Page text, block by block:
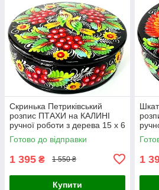
Скринька Петриківський
розпис ПТАХИ на КАЛИНІ
ручної роботи з дерева 15 х 6
см Український сувенір
Готово до відправки
1 395 ₴ 1 550 ₴
Купити
см
1